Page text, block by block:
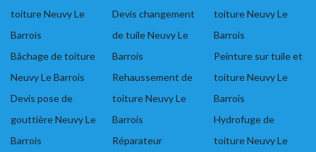
toiture Neuvy Le
Barrois
Bâchage de toiture
Neuvy Le Barrois
Devis pose de
gouttière Neuvy Le
Barrois
Devis changement
de tuile Neuvy Le
Barrois
Rehaussement de
toiture Neuvy Le
Barrois
Réparateur
toiture Neuvy Le
Barrois
Peinture sur tuile et
toiture Neuvy Le
Barrois
Hydrofuge de
toiture Neuvy Le